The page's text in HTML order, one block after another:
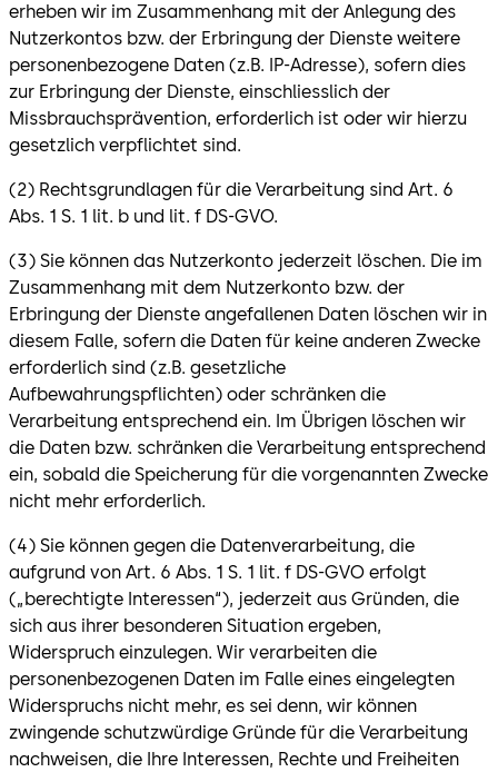
erheben wir im Zusammenhang mit der Anlegung des
Nutzerkontos bzw. der Erbringung der Dienste weitere
personenbezogene Daten (z.B. IP-Adresse), sofern dies
zur Erbringung der Dienste, einschliesslich der
Missbrauchsprävention, erforderlich ist oder wir hierzu
gesetzlich verpflichtet sind.
(2) Rechtsgrundlagen für die Verarbeitung sind Art. 6
Abs. 1 S. 1 lit. b und lit. f DS-GVO.
(3) Sie können das Nutzerkonto jederzeit löschen. Die im
Zusammenhang mit dem Nutzerkonto bzw. der
Erbringung der Dienste angefallenen Daten löschen wir in
diesem Falle, sofern die Daten für keine anderen Zwecke
erforderlich sind (z.B. gesetzliche
Aufbewahrungspflichten) oder schränken die
Verarbeitung entsprechend ein. Im Übrigen löschen wir
die Daten bzw. schränken die Verarbeitung entsprechend
ein, sobald die Speicherung für die vorgenannten Zwecke
nicht mehr erforderlich.
(4) Sie können gegen die Datenverarbeitung, die
aufgrund von Art. 6 Abs. 1 S. 1 lit. f DS-GVO erfolgt
(„berechtigte Interessen“), jederzeit aus Gründen, die
sich aus ihrer besonderen Situation ergeben,
Widerspruch einzulegen. Wir verarbeiten die
personenbezogenen Daten im Falle eines eingelegten
Widerspruchs nicht mehr, es sei denn, wir können
zwingende schutzwürdige Gründe für die Verarbeitung
nachweisen, die Ihre Interessen, Rechte und Freiheiten